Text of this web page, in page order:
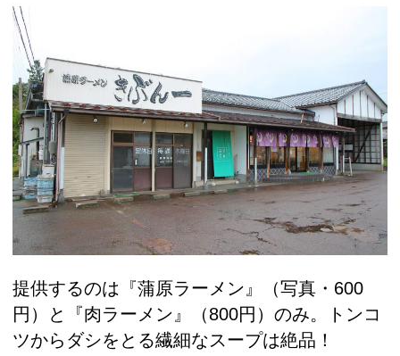
提供するのは『蒲原ラーメン』（写真・600
円）と『肉ラーメン』（800円）のみ。トンコ
ツからダシをとる繊細なスープは絶品！